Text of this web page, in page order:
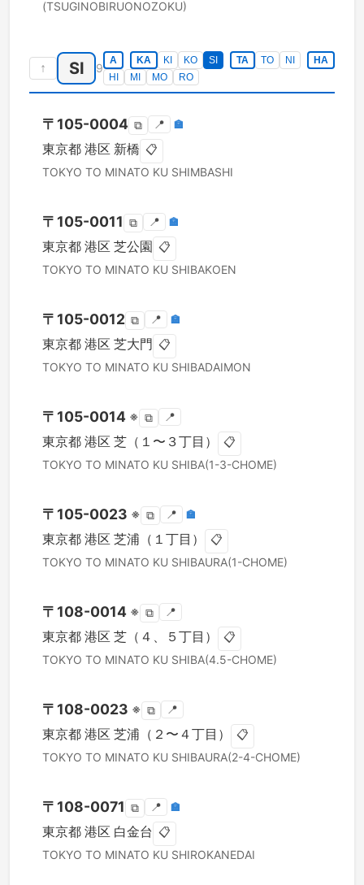
(TSUGINOBIRUONOZOKU)
↑ SI 9
A KA KI KO SI TA TO NI
HA
HI
MI MO RO
〒 105-0004 ⧉ 📍 🏣
東京都 港区 新橋 📋
TOKYO TO MINATO KU SHIMBASHI
〒 105-0011 ⧉ 📍 🏣
東京都 港区 芝公園 📋
TOKYO TO MINATO KU SHIBAKOEN
〒 105-0012 ⧉ 📍 🏣
東京都 港区 芝大門 📋
TOKYO TO MINATO KU SHIBADAIMON
〒 105-0014 ※ ⧉ 📍
東京都 港区 芝（１〜３丁目） 📋
TOKYO TO MINATO KU SHIBA(1-3-CHOME)
〒 105-0023 ※ ⧉ 📍 🏣
東京都 港区 芝浦（１丁目） 📋
TOKYO TO MINATO KU SHIBAURA(1-CHOME)
〒 108-0014 ※ ⧉ 📍
東京都 港区 芝（４、５丁目） 📋
TOKYO TO MINATO KU SHIBA(4.5-CHOME)
〒 108-0023 ※ ⧉ 📍
東京都 港区 芝浦（２〜４丁目） 📋
TOKYO TO MINATO KU SHIBAURA(2-4-CHOME)
〒 108-0071 ⧉ 📍 🏣
東京都 港区 白金台 📋
TOKYO TO MINATO KU SHIROKANEDAI